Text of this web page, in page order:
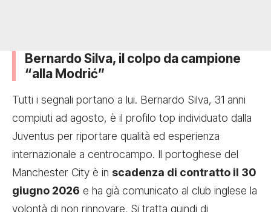
Bernardo Silva, il colpo da campione
“alla Modrić”
Tutti i segnali portano a lui. Bernardo Silva, 31 anni
compiuti ad agosto, è il profilo top individuato dalla
Juventus per riportare qualità ed esperienza
internazionale a centrocampo. Il portoghese del
Manchester City è in scadenza di contratto il 30
giugno 2026 e ha già comunicato al club inglese la
volontà di non rinnovare. Si tratta quindi di